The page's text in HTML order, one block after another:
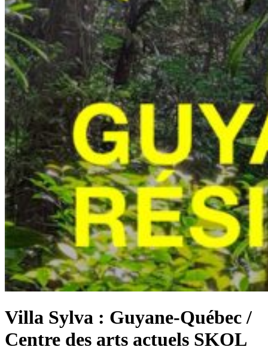
Villa Sylva : Guyane-Québec /
Centre des arts actuels SKOL